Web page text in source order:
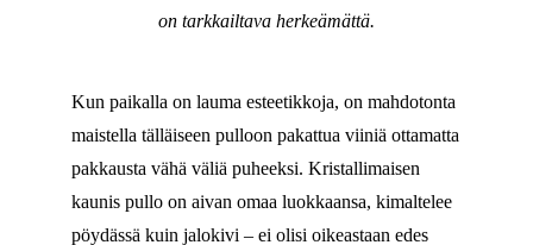
on tarkkailtava herkeämättä.
Kun paikalla on lauma esteetikkoja, on mahdotonta
maistella tälläiseen pulloon pakattua viiniä ottamatta
pakkausta vähä väliä puheeksi. Kristallimaisen
kaunis pullo on aivan omaa luokkaansa, kimaltelee
pöydässä kuin jalokivi – ei olisi oikeastaan edes